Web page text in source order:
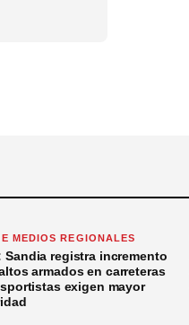
MEDIOS REGIONALES
Sandia registra incremento
armados en carreteras
exigen mayor